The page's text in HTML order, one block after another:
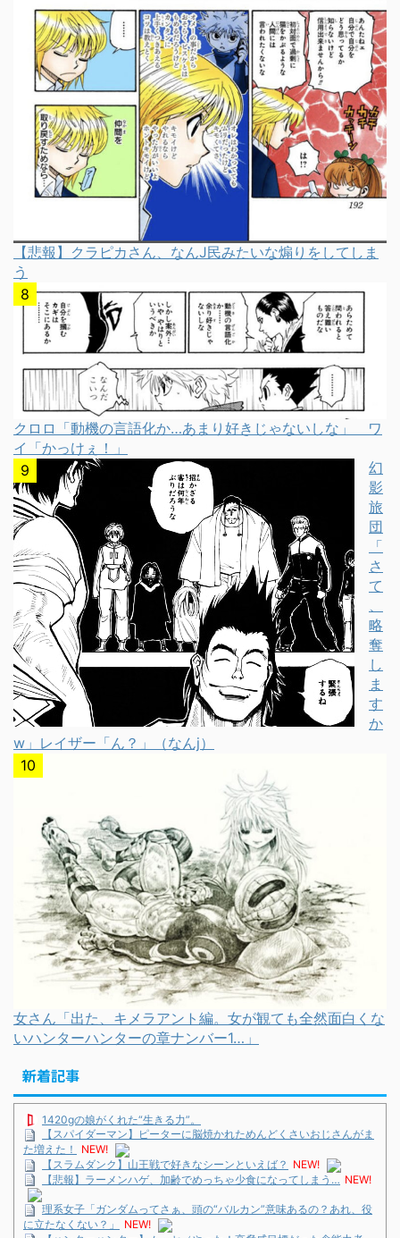
【悲報】クラピカさん、なんJ民みたいな煽りをしてしま
う
クロロ「動機の言語化か…あまり好きじゃないしな」 ワ
イ「かっけぇ！」
幻
影
旅
団
「
さ
て
略
奪
し
ま
す
か
w」レイザー「ん？」（なんj）
女さん「出た、キメラアント編。女が観ても全然面白くな
いハンターハンターの章ナンバー1…」
新着記事
1420gの娘がくれた“生きる力”。
【スパイダーマン】ピーターに脳焼かれためんどくさいおじさんがま
た増えた！
NEW!
【スラムダンク】山王戦で好きなシーンといえば？ NEW!
【悲報】ラーメンハゲ、加齢でめっちゃ少食になってしまう… NEW!
理系女子「ガンダムってさぁ、頭の“バルカン”意味あるの？あれ、役
に立たなくない？」
NEW!